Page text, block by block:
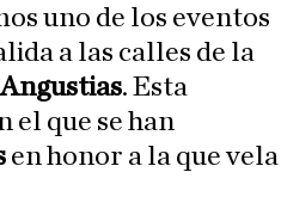
uno de los eventos
a las calles de la
. Esta
el que se han
en honor a la que vela